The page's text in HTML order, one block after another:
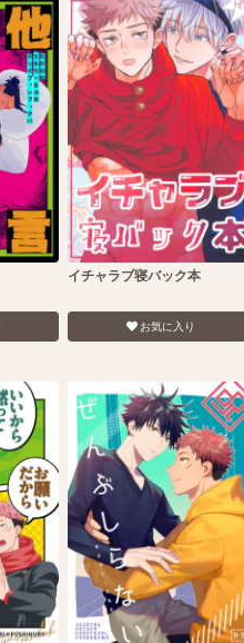
イチャラブ寝バック本
お気に入り